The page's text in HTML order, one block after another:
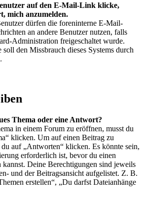
auf den E-Mail-Link klicke,
mich anzumelden.
dürfen die foreninterne E-Mail-
an andere Benutzer nutzen, falls
Administration freigeschaltet wurde.
soll den Missbrauch dieses Systems durch
Thema oder eine Antwort?
in einem Forum zu eröffnen, musst du
klicken. Um auf einen Beitrag zu
auf „Antworten“ klicken. Es könnte sein,
erforderlich ist, bevor du einen
kannst. Deine Berechtigungen sind jeweils
und der Beitragsansicht aufgelistet. Z. B.
erstellen“, „Du darfst Dateianhänge